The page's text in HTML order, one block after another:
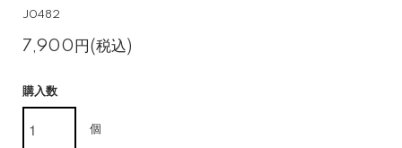
J0482
7,900円(税込)
購入数
個